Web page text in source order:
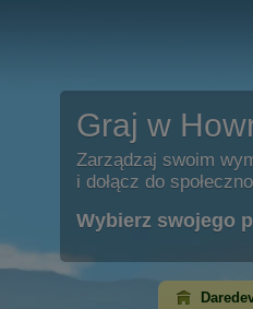
Graj w
Zarządzaj swoim
i dołącz do
Wybierz swojego